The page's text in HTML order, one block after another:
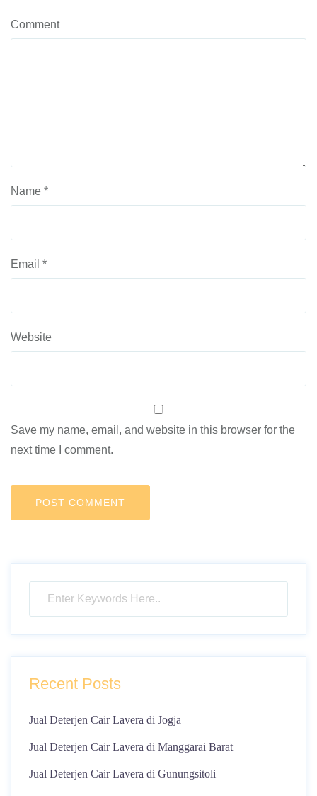
Comment
Name *
Email *
Website
Save my name, email, and website in this browser for the
next time I comment.
Recent Posts
Jual Deterjen Cair Lavera di Jogja
Jual Deterjen Cair Lavera di Manggarai Barat
Jual Deterjen Cair Lavera di Gunungsitoli